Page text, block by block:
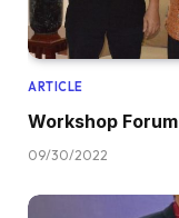
ARTICLE
Workshop
09/30/2022